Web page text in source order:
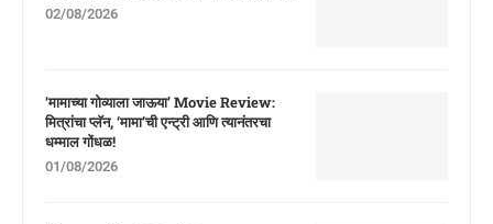
02/08/2026
‘मामाच्या गोव्याला जाऊया’ Movie Review:
मित्रांचा प्लॅन, ‘मामा’ची एन्ट्री आणि त्यानंतरचा
धम्माल गोंधळ!
01/08/2026